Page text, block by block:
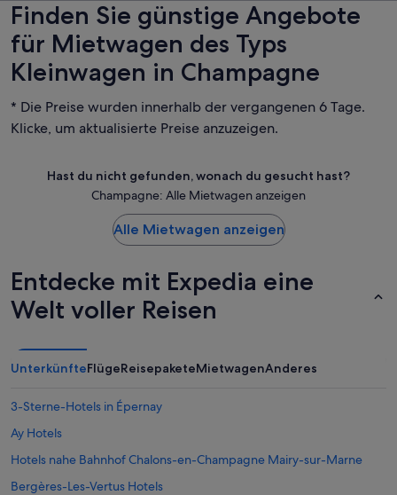
Finden Sie günstige Angebote
für Mietwagen des Typs
Kleinwagen in Champagne
* Die Preise wurden innerhalb der vergangenen 6 Tage.
Klicke, um aktualisierte Preise anzuzeigen.
Hast du nicht gefunden, wonach du gesucht hast?
Champagne: Alle Mietwagen anzeigen
Alle Mietwagen anzeigen
Entdecke mit Expedia eine
Welt voller Reisen
UnterkünfteFlügeReisepaketeMietwagenAnderes
3-Sterne-Hotels in Épernay
Ay Hotels
Hotels nahe Bahnhof Chalons-en-Champagne Mairy-sur-Marne
Bergères-Les-Vertus Hotels